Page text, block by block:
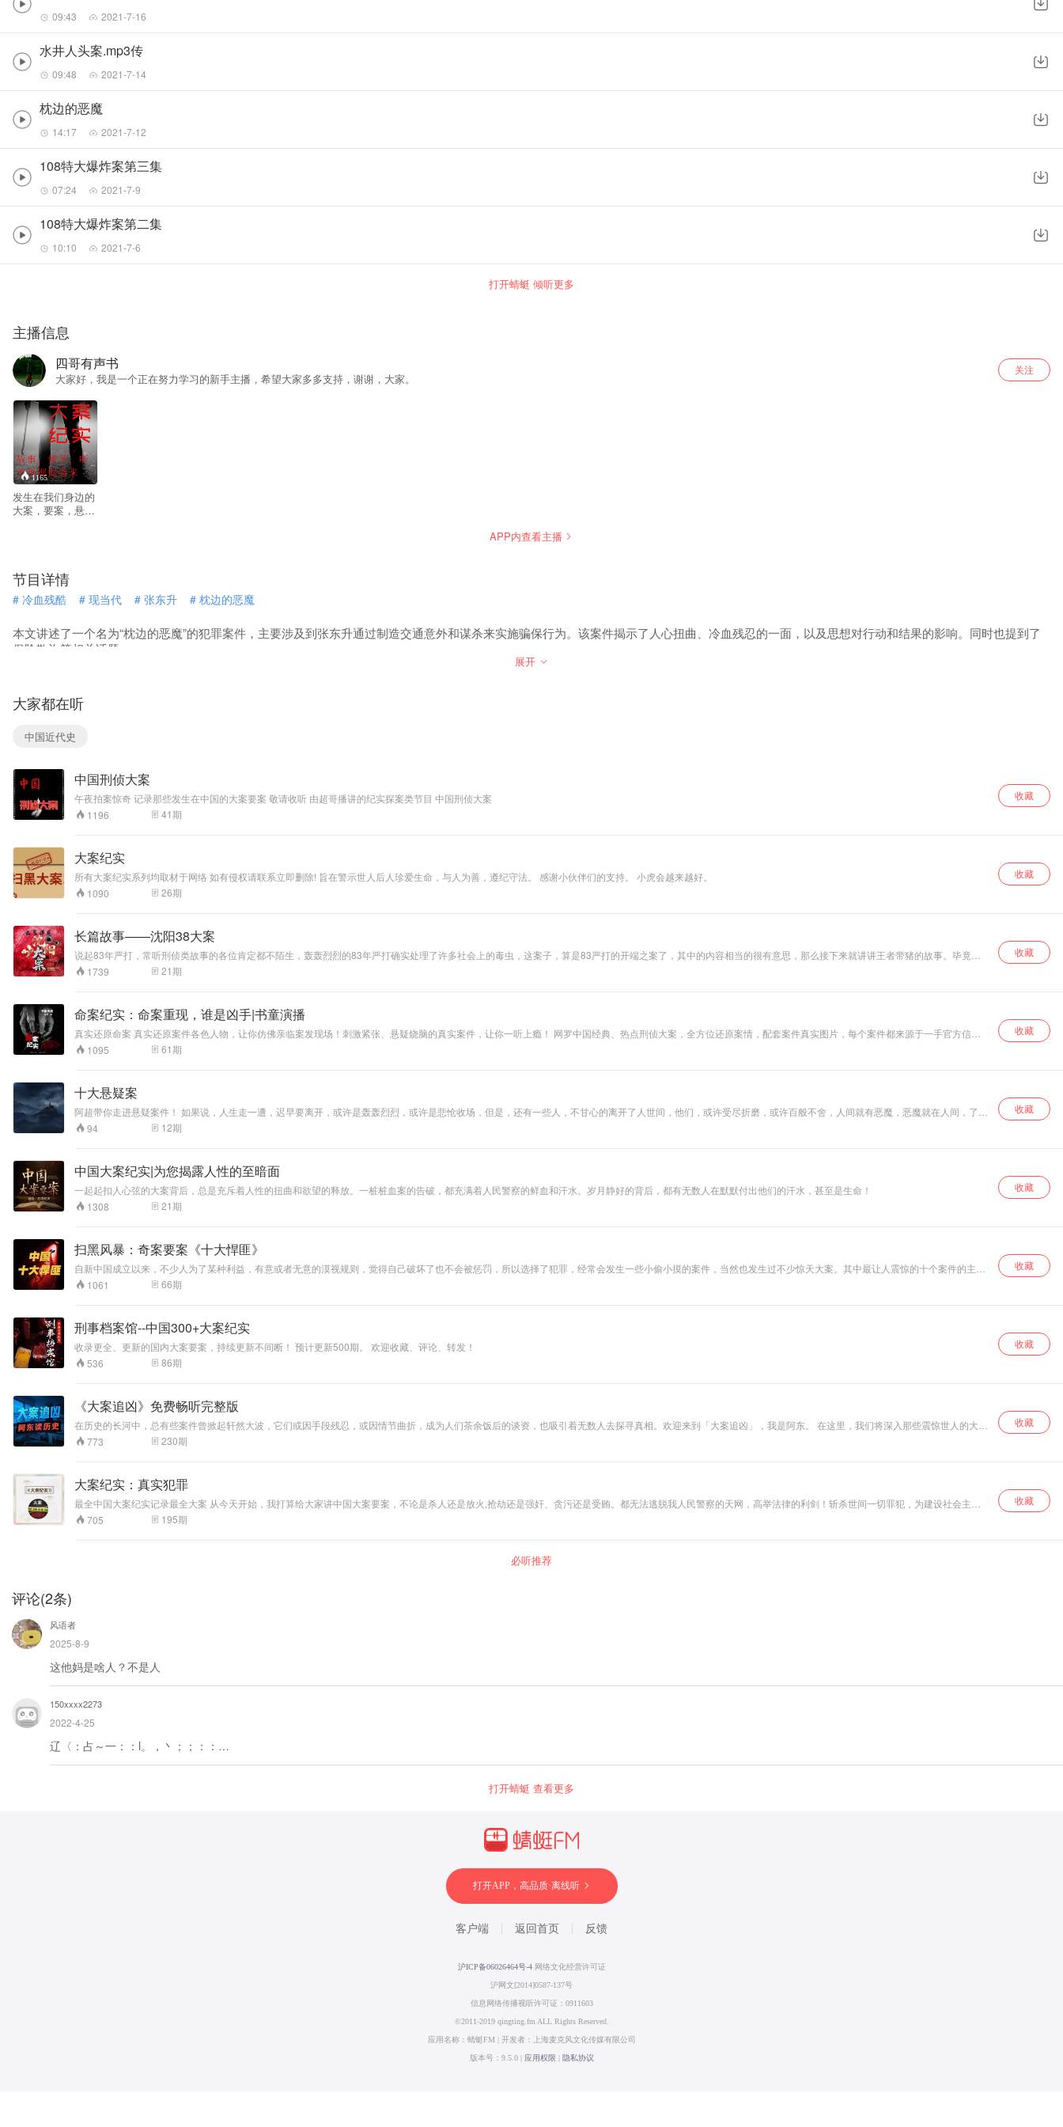
09:43 2021-7-16
水井人头案.mp3传
09:48 2021-7-14
枕边的恶魔
14:17 2021-7-12
108特大爆炸案第三集
07:24 2021-7-9
108特大爆炸案第二集
10:10 2021-7-6
打开蜻蜓 倾听更多
主播信息
四哥有声书
大家好，我是一个正在努力学习的新手主播，希望大家多多支持，谢谢，大家。
关注
1165
发生在我们身边的
大案，要案，悬
APP内查看主播
节目详情
# 冷血残酷 # 现当代 # 张东升 # 枕边的恶魔
本文讲述了一个名为“枕边的恶魔”的犯罪案件，主要涉及到张东升通过制造交通意外和谋杀来实施骗保行为。该案件揭示了人心扭曲、冷血残忍的一面，以及思想对行动和结果的影响。同时也提到了
保险欺诈等相关话题。
展开
大家都在听
中国近代史
中国刑侦大案
午夜拍案惊奇 记录那些发生在中国的大案要案 敬请收听 由超哥播讲的纪实探案类节目 中国刑侦大案
1196
41期
收藏
大案纪实
所有大案纪实系列均取材于网络 如有侵权请联系立即删除! 旨在警示世人后人珍爱生命，与人为善，遵纪守法。 感谢小伙伴们的支持。 小虎会越来越好。
1090
26期
收藏
长篇故事——沈阳38大案
说起83年严打，常听刑侦类故事的各位肯定都不陌生，轰轰烈烈的83年严打确实处理了许多社会上的毒虫，这案子，算是83严打的开端之案了，其中的内容相当的很有意思，那么接下来就讲讲王者带猪的故事。毕竟这
年头大家在工作学习当中被猪队友坑的人应该都比比皆是，这个故事炸子鸡只想告诉各位听众，和猪当队友，着实挺上头。
1739 21期
收藏
命案纪实：命案重现，谁是凶手|书童演播
真实还原命案 真实还原案件各色人物，让你仿佛亲临案发现场！刺激紧张、悬疑烧脑的真实案件，让你一听上瘾！ 网罗中国经典、热点刑侦大案，全方位还原案情，配套案件真实图片，每个案件都来源于一手官方信息
和结案呈词，不胡乱捏造证据，不刻意渲染情节，力求真实可信。
1095 61期
收藏
十大悬疑案
阿超带你走进悬疑案件！ 如果说，人生走一遭，迟早要离开，或许是轰轰烈烈，或许是悲怆收场，但是，还有一些人，不甘心的离开了人世间，他们，或许受尽折磨，或许百般不舍，人间就有恶魔，恶魔就在人间，了解
94 12期
收藏
中国大案纪实|为您揭露人性的至暗面
一起起扣人心弦的大案背后，总是充斥着人性的扭曲和欲望的释放。一桩桩血案的告破，都充满着人民警察的鲜血和汗水。岁月静好的背后，都有无数人在默默付出他们的汗水，甚至是生命！
1308
21期
收藏
扫黑风暴：奇案要案《十大悍匪》
自新中国成立以来，不少人为了某种利益，有意或者无意的漠视规则，觉得自己破坏了也不会被惩罚，所以选择了犯罪，经常会发生一些小偷小摸的案件，当然也发生过不少惊天大案。其中最让人震惊的十个案件的主
犯，被称之为中国十大悍匪。那么，新中国十大悍匪到底是谁呢？有些网友们或许有所耳闻，今天，就由主播沫儿，为大家讲述传说中的新中国十大悍匪，以及他们犯罪事迹的案件详情。以此作为警戒，做人要正直，千
万不要走上歪路，让自己后悔，让家人追悔莫及。
1061 66期
收藏
刑事档案馆--中国300+大案纪实
收录更全、更新的国内大案要案，持续更新不间断！ 预计更新500期。 欢迎收藏、评论、转发！
536
86期
收藏
《大案追凶》免费畅听完整版
在历史的长河中，总有些案件曾掀起轩然大波，它们或因手段残忍，或因情节曲折，成为人们茶余饭后的谈资，也吸引着无数人去探寻真相。欢迎来到「大案追凶」，我是阿东。 在这里，我们将深入那些震惊世人的大
案。每一个案件都是一个复杂的迷宫，而我们要做的，就是跟随历史的线索，抽丝剥茧，一步步接近真相。从犯罪现场的蛛丝马迹，到侦探们的逻辑推理，再到嫌犯的心理博弈，每一个细节都不放过。 我们会一起回到案
发现场，感受那份紧张与悬疑；也会剖析犯罪动机，思考人性的善恶。无论你是悬疑爱好者，还是想通过案件了解历史，「大案追凶」都将带你踏上一段充满刺激与惊喜的音频之旅 ，一起揭开那些被时间尘封的大案谜
773 230期
收藏
大案纪实：真实犯罪
最全中国大案纪实记录最全大案 从今天开始，我打算给大家讲中国大案要案，不论是杀人还是放火,抢劫还是强奸、贪污还是受贿。都无法逃脱我人民警察的天网，高举法律的利剑！斩杀世间一切罪犯，为建设社会主义
法治社会贡献绵薄之力！！！！！大案纪实记录最全大案。 人性本恶？我们与恶的距离究竟有多远 也许你听过大案纪实，但大多数都是隔靴搔痒？ 也许你看过犯罪档案，但大部分都是寥寥数笔？ 光明之下隐藏的犯罪，
我们该怎样防备？ 罪恶来到的措不及防，我们该怎样预警？ 爆炸，凶杀，强暴，复仇，难道真是人性本恶？ 老崔带你细细探究那些震惊中外的大案要案。 比小说更精彩，比电影更复杂。 看中国神探如何抽丝剥茧，破获
705 195期
收藏
必听推荐
评论(2条)
风语者
2025-8-9
这他妈是啥人？不是人
150xxxx2273
2022-4-25
辽〈：占～一：：l。，丶；；：：…
打开蜻蜓 查看更多
打开APP，高品质·离线听
客户端 返回首页 反馈
沪ICP备06026464号-4 网络文化经营许可证
沪网文[2014]0587-137号
信息网络传播视听许可证：0911603
©2011-2019 qingting.fm ALL Rights Reserved.
应用名称：蜻蜓FM | 开发者：上海麦克风文化传媒有限公司
版本号：9.5.0 | 应用权限 | 隐私协议